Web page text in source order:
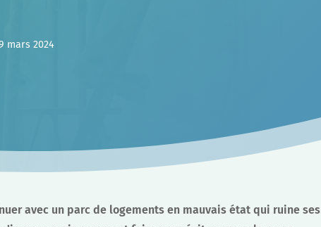
mars 2024
avec un parc de logements en mauvais état qui ruine ses